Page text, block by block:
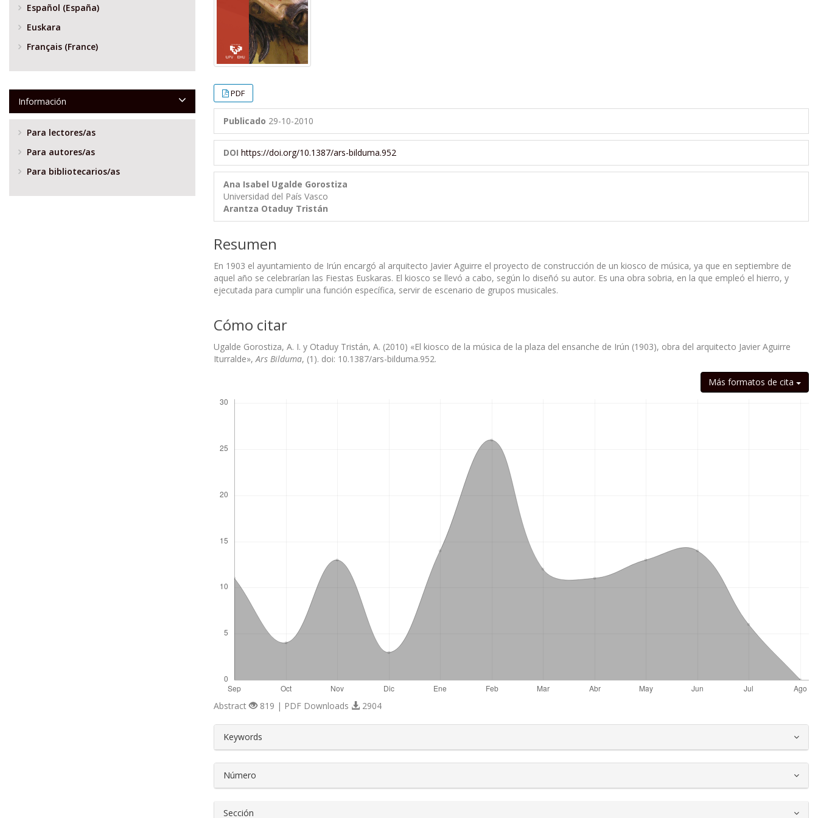
PDF
Publicado 29-10-2010
DOI https://doi.org/10.1387/ars-bilduma.952
Ana Isabel Ugalde Gorostiza
Universidad del País Vasco
Arantza Otaduy Tristán
Resumen
En 1903 el ayuntamiento de Irún encargó al arquitecto Javier Aguirre el proyecto de construcción de un kiosco de música, ya que en septiembre de
aquel año se celebrarían las Fiestas Euskaras. El kiosco se llevó a cabo, según lo diseñó su autor. Es una obra sobria, en la que empleó el hierro, y
ejecutada para cumplir una función específica, servir de escenario de grupos musicales.
Cómo citar
Ugalde Gorostiza, A. I. y Otaduy Tristán, A. (2010) «El kiosco de la música de la plaza del ensanche de Irún (1903), obra del arquitecto Javier Aguirre
Iturralde»,Ars Bilduma, (1). doi: 10.1387/ars-bilduma.952.
Más formatos de cita
Abstract 819 | PDF Downloads 2904
##plugins.themes.bootstrap3.article.details##
Keywords
Número
Sección
Español (España)
Euskara
Français (France)
Información
Para lectores/as
Para autores/as
Para bibliotecarios/as